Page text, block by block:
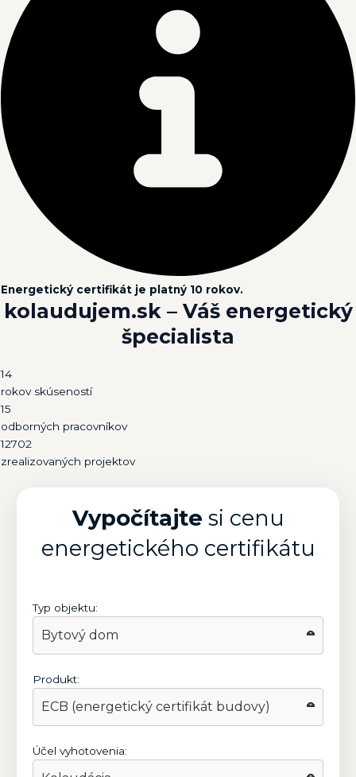
Energetický certifikát je platný 10 rokov.
kolaudujem.sk – Váš energetický
špecialista
14
rokov skúseností
15
odborných pracovníkov
12702
zrealizovaných projektov
Vypočítajte si cenu
energetického certifikátu
Typ objektu:
Produkt:
Účel vyhotovenia: